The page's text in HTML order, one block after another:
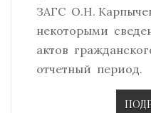
ЗАГС О.Н.
некоторыми
актов
отчетный период.